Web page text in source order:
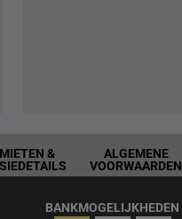
&
ALGEMENE
VOORWAARDEN
BANKMOGELIJKHEDEN